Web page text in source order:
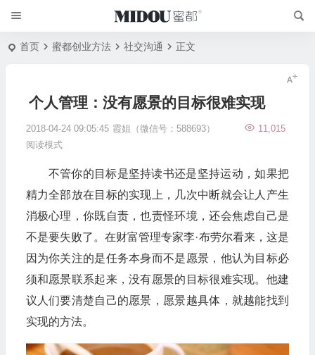
首页 蜜都创业方法 社交沟通 正文
个人管理：没有愿景的目标很难实现
2018-04-24 09:05:45 霞姐（微信号：588693）
11,015
阅读模式
不管你的目标是坚持读书还是坚持运动，如果把
精力全部放在目标的实现上，几次中断就会让人产生
消极心理，你既自责，也责怪环境，还会焦虑自己是
不是要失败了。在财富管理专家李·布劳尔看来，这是
因为你关注的是任务本身而不是愿景，他认为目标必
须和愿景联系起来，没有愿景的目标很难实现。他建
议人们要清楚自己的愿景，愿景越具体，就越能找到
实现的方法。